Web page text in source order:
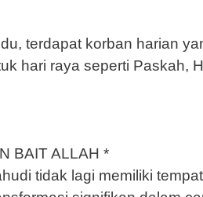
terdapat korban harian
hari raya seperti Paskah,
BAIT ALLAH *
tidak lagi memiliki